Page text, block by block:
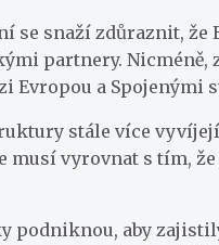
snaží zdůraznit, že
partnery.
Evropou a Spojenými
stále více
musí vyrovnat s tím,
podniknou, aby